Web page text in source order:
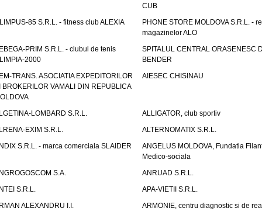
CUB
85 S.R.L. - fitness club ALEXIA
PHONE STORE MOLDOVA S.R.L. -
magazinelor ALO
PRIM S.R.L. - clubul de tenis
2000
SPITALUL CENTRAL ORASENESC
BENDER
TRANS. ASOCIATIA EXPEDITORILOR
BROKERILOR VAMALI DIN REPUBLICA
AIESEC CHISINAU
LOMBARD S.R.L.
ALLIGATOR, club sportiv
EXIM S.R.L.
ALTERNOMATIX S.R.L.
S.R.L. - marca comerciala SLAIDER
ANGELUS MOLDOVA, Fundatia
Medico-sociala
S.A.
ANRUAD S.R.L.
S.R.L.
APA-VIETII S.R.L.
ALEXANDRU I.I.
ARMONIE, centru diagnostic si de